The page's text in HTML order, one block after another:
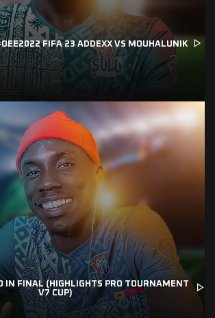
FIFA 23 ADDEXX VS MOUHALUNIK
IN FINAL (HIGHLIGHTS PRO TOURNAMENT
V7 CUP)